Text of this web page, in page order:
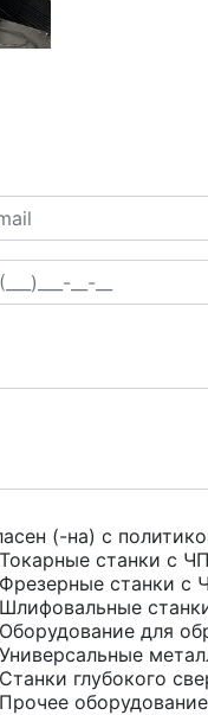
(-на) с
Токарные станки с
Фрезерные станки с
Шлифовальные
Оборудование для
Универсальные
Станки глубокого
Прочее